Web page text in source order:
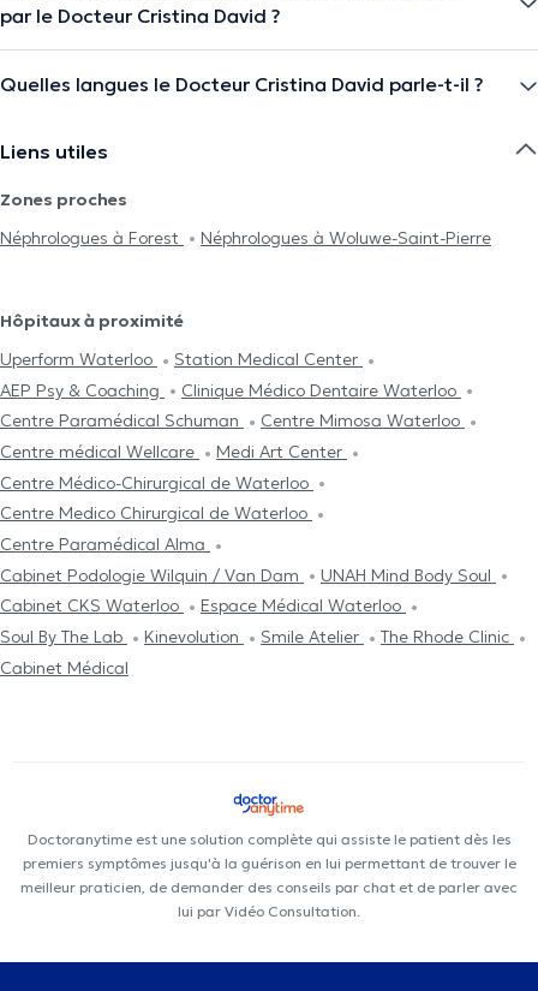
par le Docteur Cristina David ?
Quelles langues le Docteur Cristina David parle-t-il ?
Liens utiles
Zones proches
Néphrologues à Forest
Néphrologues à Woluwe-Saint-Pierre
Hôpitaux à proximité
Uperform Waterloo
Station Medical Center
AEP Psy & Coaching
Clinique Médico Dentaire Waterloo
Centre Paramédical Schuman
Centre Mimosa Waterloo
Centre médical Wellcare
Medi Art Center
Centre Médico-Chirurgical de Waterloo
Centre Medico Chirurgical de Waterloo
Centre Paramédical Alma
Cabinet Podologie Wilquin / Van Dam
UNAH Mind Body Soul
Cabinet CKS Waterloo
Espace Médical Waterloo
Soul By The Lab
Kinevolution Smile Atelier
The Rhode Clinic
Cabinet Médical
Doctoranytime est une solution complète qui assiste le patient dès les
premiers symptômes jusqu'à la guérison en lui permettant de trouver le
meilleur praticien, de demander des conseils par chat et de parler avec
lui par Vidéo Consultation.